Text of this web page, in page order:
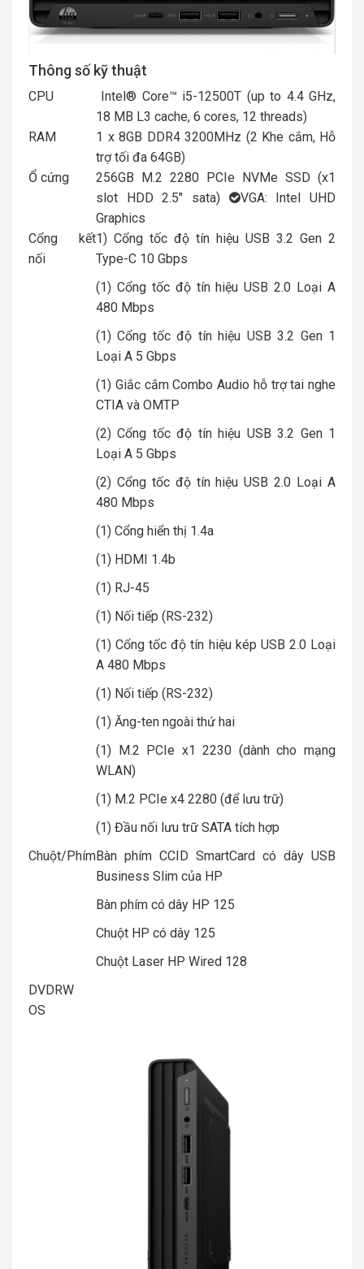
Thông số kỹ thuật
CPU
Intel® Core™ i5-12500T (up to 4.4 GHz,
18 MB L3 cache, 6 cores, 12 threads)
RAM
1 x 8GB DDR4 3200MHz (2 Khe cắm, Hỗ
trợ tối đa 64GB)
Ổ cứng
256GB M.2 2280 PCIe NVMe SSD (x1
slot HDD 2.5″ sata)
VGA: Intel UHD
Graphics
Cổng kết
nối
1) Cổng tốc độ tín hiệu USB 3.2 Gen 2
Type-C 10 Gbps
(1) Cổng tốc độ tín hiệu USB 2.0 Loại A
480 Mbps
(1) Cổng tốc độ tín hiệu USB 3.2 Gen 1
Loại A 5 Gbps
(1) Giắc cắm Combo Audio hỗ trợ tai nghe
CTIA và OMTP
(2) Cổng tốc độ tín hiệu USB 3.2 Gen 1
Loại A 5 Gbps
(2) Cổng tốc độ tín hiệu USB 2.0 Loại A
480 Mbps
(1) Cổng hiển thị 1.4a
(1) HDMI 1.4b
(1) RJ-45
(1) Nối tiếp (RS-232)
(1) Cổng tốc độ tín hiệu kép USB 2.0 Loại
A 480 Mbps
(1) Nối tiếp (RS-232)
(1) Ăng-ten ngoài thứ hai
(1) M.2 PCIe x1 2230 (dành cho mạng
WLAN)
(1) M.2 PCIe x4 2280 (để lưu trữ)
(1) Đầu nối lưu trữ SATA tích hợp
Chuột/PhímBàn phím CCID SmartCard có dây USB
Business Slim của HP
Bàn phím có dây HP 125
Chuột HP có dây 125
Chuột Laser HP Wired 128
DVDRW
OS